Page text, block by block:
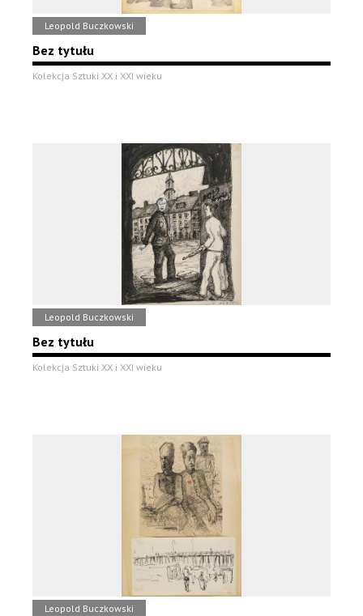
Leopold Buczkowski
Bez tytułu
Kolekcja Sztuki XX i XXI wieku
Leopold Buczkowski
Bez tytułu
Kolekcja Sztuki XX i XXI wieku
Leopold Buczkowski